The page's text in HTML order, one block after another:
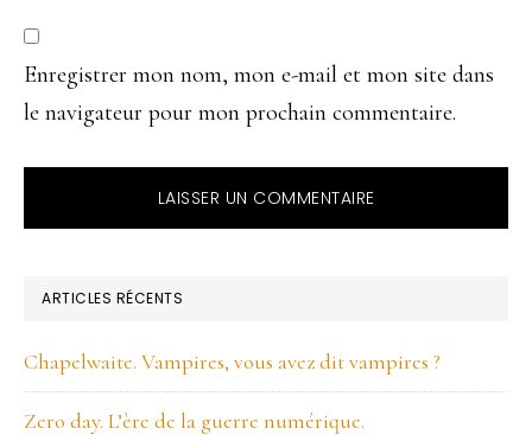
Enregistrer mon nom, mon e-mail et mon site dans
le navigateur pour mon prochain commentaire.
BARRE
LATÉRALE
PRINCIPALE
ARTICLES RÉCENTS
Chapelwaite. Vampires, vous avez dit vampires ?
Zero day. L’ère de la guerre numérique.